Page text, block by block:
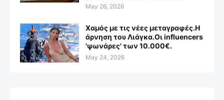
May 26, 2026
Χαμός με τις νέες μεταγραφές.Η
άρνηση του Λιάγκα.Οι influencers
'ψωνάρες' των 10.000€.
May 24, 2026